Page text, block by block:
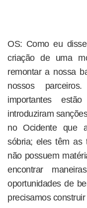
OS: Como eu
criação de uma
remontar a nossa
nossos
importantes
introduziram
no Ocidente que
sóbria; eles têm as
não possuem
encontrar
oportunidades de
precisamos